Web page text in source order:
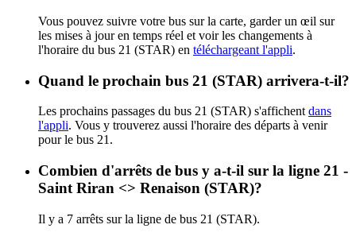
Vous pouvez suivre votre bus sur la carte, garder un œil sur
les mises à jour en temps réel et voir les changements à
l'horaire du bus 21 (STAR) en téléchargeant l'appli.
Quand le prochain bus 21 (STAR) arrivera-t-il?
Les prochains passages du bus 21 (STAR) s'affichent dans
l'appli. Vous y trouverez aussi l'horaire des départs à venir
pour le bus 21.
Combien d'arrêts de bus y a-t-il sur la ligne 21 -
Saint Riran <> Renaison (STAR)?
Il y a 7 arrêts sur la ligne de bus 21 (STAR).